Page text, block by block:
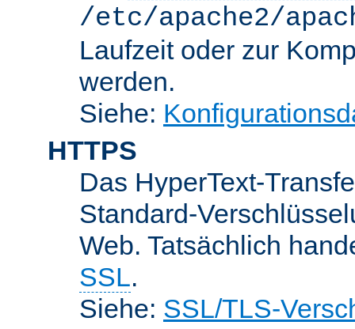
/etc/apache2/
Laufzeit oder zur
werden.
Siehe:
HTTPS
Das HyperText-
Standard-
Web. Tatsächlich
SSL.
Siehe: SSL/TLS-